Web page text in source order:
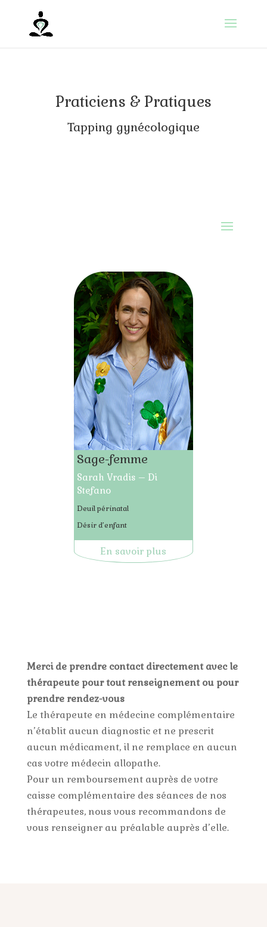
Praticiens & Pratiques
Tapping gynécologique
Sage-femme
Sarah Vradis – Di
Stefano
Deuil périnatal
Désir d’enfant
En savoir plus
Merci de prendre contact directement avec le
thérapeute pour tout renseignement ou pour
prendre rendez-vous
Le thérapeute en médecine complémentaire
n’établit aucun diagnostic et ne prescrit
aucun médicament, il ne remplace en aucun
cas votre médecin allopathe.
Pour un remboursement auprès de votre
caisse complémentaire des séances de nos
thérapeutes, nous vous recommandons de
vous renseigner au préalable auprès d’elle.